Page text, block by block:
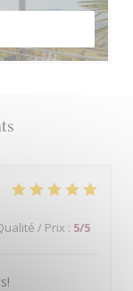
/ Prix : 5/5